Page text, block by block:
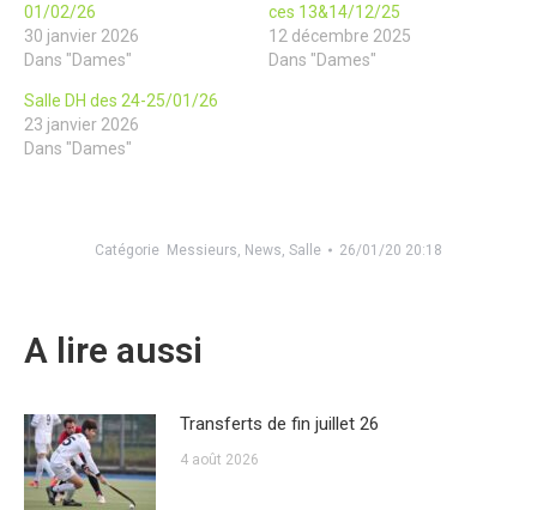
01/02/26
30 janvier 2026
Dans "Dames"
ces 13&14/12/25
12 décembre 2025
Dans "Dames"
Salle DH des 24-25/01/26
23 janvier 2026
Dans "Dames"
Catégorie Messieurs, News, Salle 26/01/20 20:18
A lire aussi
Transferts de fin juillet 26
4 août 2026